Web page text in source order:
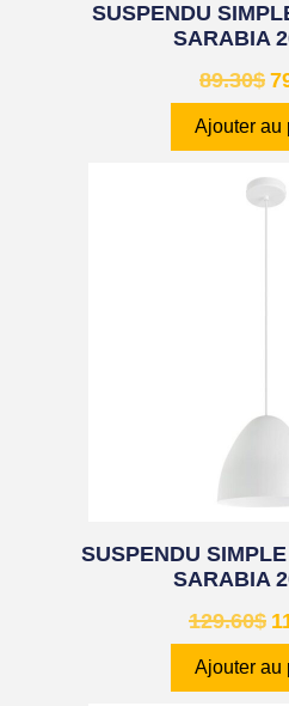
SUSPENDU
SARABIA
89.30$
Ajouter au
SUSPENDU
SARABIA
129.60$
Ajouter au